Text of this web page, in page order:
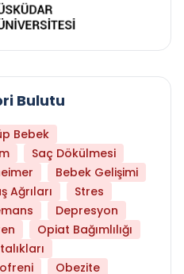
Bulutu
Bebek
Saç Dökülmesi
Bebek Gelişimi
Ağrıları
Stres
Depresyon
Opiat Bağımlılığı
Obezite